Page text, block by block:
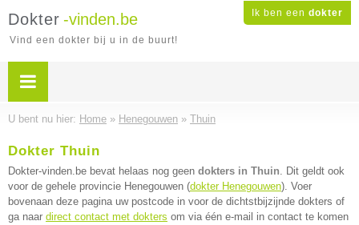
Ik ben een dokter
Dokter -vinden.be
Vind een dokter bij u in de buurt!
U bent nu hier: Home » Henegouwen » Thuin
Dokter Thuin
Dokter-vinden.be bevat helaas nog geen dokters in Thuin. Dit geldt ook
voor de gehele provincie Henegouwen (dokter Henegouwen). Voer
bovenaan deze pagina uw postcode in voor de dichtstbijzijnde dokters of
ga naar direct contact met dokters om via één e-mail in contact te komen